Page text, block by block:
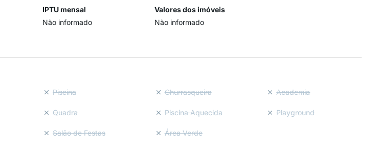
IPTU mensal
Não informado
Valores dos imóveis
Não informado
Piscina Churrasqueira Academia
Quadra Piscina Aquecida Playground
Salão de Festas Área Verde